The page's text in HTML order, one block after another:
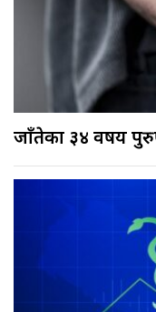
जाँतेका ३४ वर्षीय